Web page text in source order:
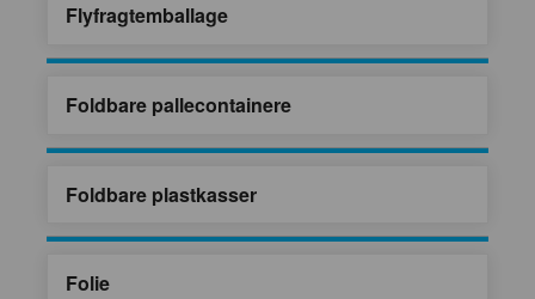
Flyfragtemballage
Foldbare pallecontainere
Foldbare plastkasser
Folie